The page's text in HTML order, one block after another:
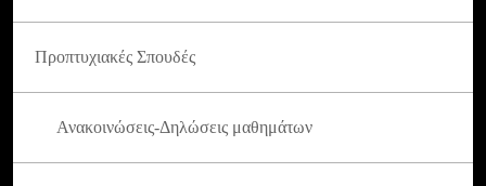
Προπτυχιακές Σπουδές
Ανακοινώσεις-Δηλώσεις μαθημάτων